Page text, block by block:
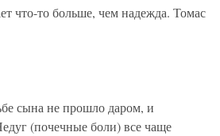
что-то больше, чем надежда. Томас
сына не прошло даром, и
(почечные боли) все чаще